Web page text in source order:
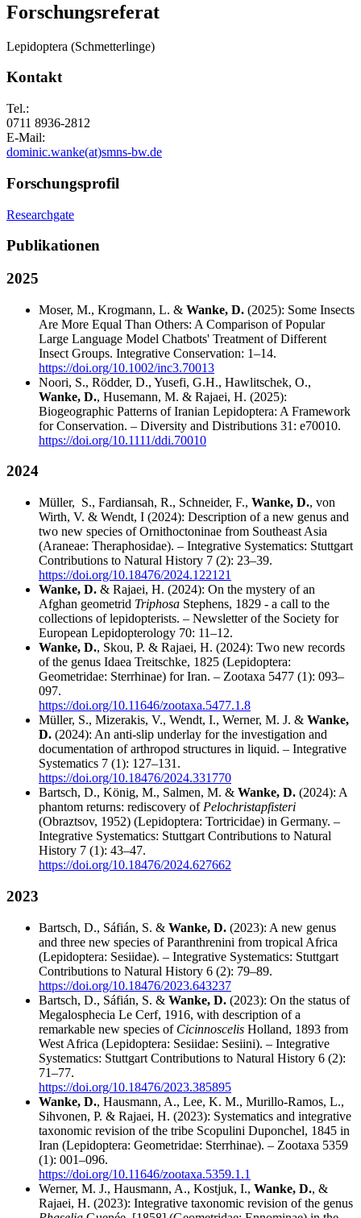
Forschungsreferat
Lepidoptera (Schmetterlinge)
Kontakt
Tel.:
0711 8936-2812
E-Mail:
dominic.wanke(at)smns-bw.de
Forschungsprofil
Researchgate
Publikationen
2025
Moser, M., Krogmann, L. & Wanke, D. (2025): Some Insects
Are More Equal Than Others: A Comparison of Popular
Large Language Model Chatbots' Treatment of Different
Insect Groups. Integrative Conservation: 1–14.
https://doi.org/10.1002/inc3.70013
Noori, S., Rödder, D., Yusefi, G.H., Hawlitschek, O.,
Wanke, D., Husemann, M. & Rajaei, H. (2025):
Biogeographic Patterns of Iranian Lepidoptera: A Framework
for Conservation. – Diversity and Distributions 31: e70010.
https://doi.org/10.1111/ddi.70010
2024
Müller, S., Fardiansah, R., Schneider, F., Wanke, D., von
Wirth, V. & Wendt, I (2024): Description of a new genus and
two new species of Ornithoctoninae from Southeast Asia
(Araneae: Theraphosidae). – Integrative Systematics: Stuttgart
Contributions to Natural History 7 (2): 23–39.
https://doi.org/10.18476/2024.122121
Wanke, D. & Rajaei, H. (2024): On the mystery of an
Afghan geometrid Triphosa Stephens, 1829 - a call to the
collections of lepidopterists. – Newsletter of the Society for
European Lepidopterology 70: 11–12.
Wanke, D., Skou, P. & Rajaei, H. (2024): Two new records
of the genus Idaea Treitschke, 1825 (Lepidoptera:
Geometridae: Sterrhinae) for Iran. – Zootaxa 5477 (1): 093–
097.
https://doi.org/10.11646/zootaxa.5477.1.8
Müller, S., Mizerakis, V., Wendt, I., Werner, M. J. & Wanke,
D. (2024): An anti-slip underlay for the investigation and
documentation of arthropod structures in liquid. – Integrative
Systematics 7 (1): 127–131.
https://doi.org/10.18476/2024.331770
Bartsch, D., König, M., Salmen, M. & Wanke, D. (2024): A
phantom returns: rediscovery of Pelochristapfisteri
(Obraztsov, 1952) (Lepidoptera: Tortricidae) in Germany. –
Integrative Systematics: Stuttgart Contributions to Natural
History 7 (1): 43–47.
https://doi.org/10.18476/2024.627662
2023
Bartsch, D., Sáfián, S. & Wanke, D. (2023): A new genus
and three new species of Paranthrenini from tropical Africa
(Lepidoptera: Sesiidae). – Integrative Systematics: Stuttgart
Contributions to Natural History 6 (2): 79–89.
https://doi.org/10.18476/2023.643237
Bartsch, D., Sáfián, S. & Wanke, D. (2023): On the status of
Megalosphecia Le Cerf, 1916, with description of a
remarkable new species of Cicinnoscelis Holland, 1893 from
West Africa (Lepidoptera: Sesiidae: Sesiini). – Integrative
Systematics: Stuttgart Contributions to Natural History 6 (2):
71–77.
https://doi.org/10.18476/2023.385895
Wanke, D., Hausmann, A., Lee, K. M., Murillo-Ramos, L.,
Sihvonen, P. & Rajaei, H. (2023): Systematics and integrative
taxonomic revision of the tribe Scopulini Duponchel, 1845 in
Iran (Lepidoptera: Geometridae: Sterrhinae). – Zootaxa 5359
(1): 001–096.
https://doi.org/10.11646/zootaxa.5359.1.1
Werner, M. J., Hausmann, A., Kostjuk, I., Wanke, D., &
Rajaei, H. (2023): Integrative taxonomic revision of the genus